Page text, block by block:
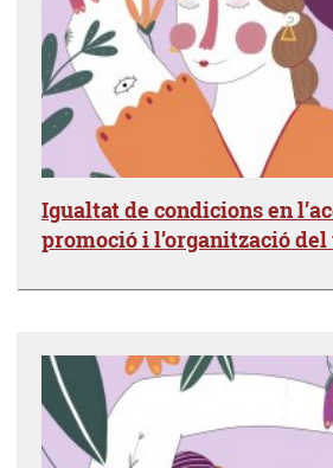
Igualtat de condicions en
promoció i l’organització